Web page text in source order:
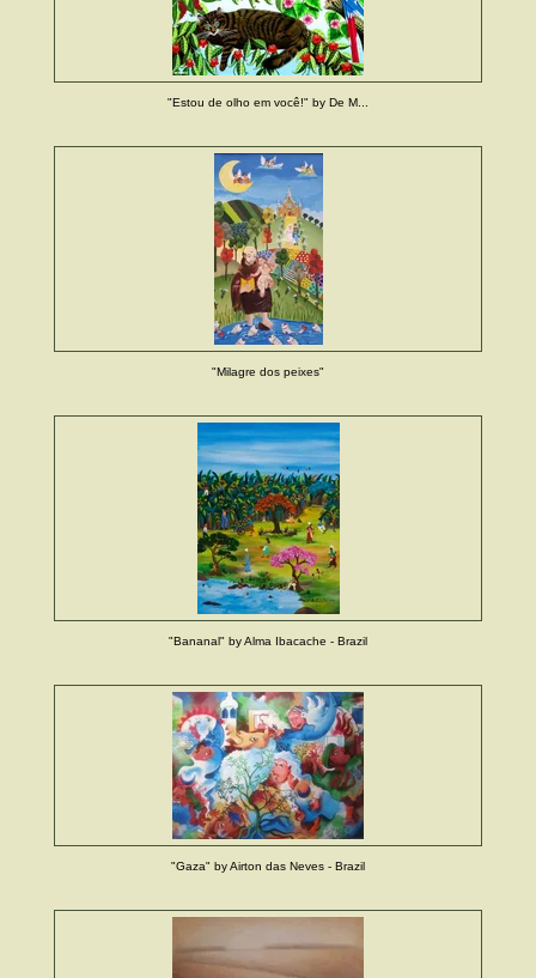
"Estou de olho em você!" by De M...
"Milagre dos peixes"
"Bananal" by Alma Ibacache - Brazil
"Gaza" by Airton das Neves - Brazil